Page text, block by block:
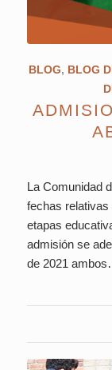
BLOG, BLOG
La Comunidad
fechas relativas
etapas
admisión se
de 2021